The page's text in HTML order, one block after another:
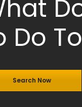
Do
Search Now